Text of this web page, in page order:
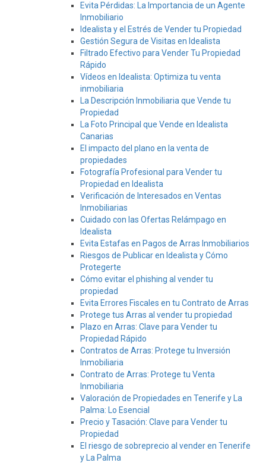
Evita Pérdidas: La Importancia de un Agente
Inmobiliario
Idealista y el Estrés de Vender tu Propiedad
Gestión Segura de Visitas en Idealista
Filtrado Efectivo para Vender Tu Propiedad
Rápido
Vídeos en Idealista: Optimiza tu venta
inmobiliaria
La Descripción Inmobiliaria que Vende tu
Propiedad
La Foto Principal que Vende en Idealista
Canarias
El impacto del plano en la venta de
propiedades
Fotografía Profesional para Vender tu
Propiedad en Idealista
Verificación de Interesados en Ventas
Inmobiliarias
Cuidado con las Ofertas Relámpago en
Idealista
Evita Estafas en Pagos de Arras Inmobiliarios
Riesgos de Publicar en Idealista y Cómo
Protegerte
Cómo evitar el phishing al vender tu
propiedad
Evita Errores Fiscales en tu Contrato de Arras
Protege tus Arras al vender tu propiedad
Plazo en Arras: Clave para Vender tu
Propiedad Rápido
Contratos de Arras: Protege tu Inversión
Inmobiliaria
Contrato de Arras: Protege tu Venta
Inmobiliaria
Valoración de Propiedades en Tenerife y La
Palma: Lo Esencial
Precio y Tasación: Clave para Vender tu
Propiedad
El riesgo de sobreprecio al vender en Tenerife
y La Palma